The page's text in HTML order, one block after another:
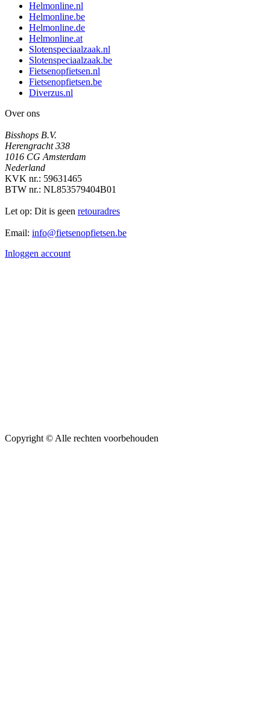
Helmonline.nl
Helmonline.be
Helmonline.de
Helmonline.at
Slotenspeciaalzaak.nl
Slotenspeciaalzaak.be
Fietsenopfietsen.nl
Fietsenopfietsen.be
Diverzus.nl
Over ons
Bisshops B.V.
Herengracht 338
1016 CG Amsterdam
Nederland
KVK nr.: 59631465
BTW nr.: NL853579404B01
Let op: Dit is geen retouradres
Email: info@fietsenopfietsen.be
Inloggen account
Copyright © Alle rechten voorbehouden